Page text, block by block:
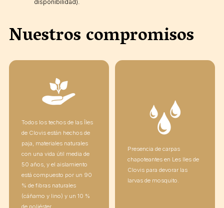
disponibilidad).
Nuestros compromisos
Todos los techos de las Îles
de Clovis están hechos de
paja, materiales naturales
con una vida útil media de
50 años, y el aislamiento
está compuesto por un 90
% de fibras naturales
(cáñamo y lino) y un 10 %
de poliéster.
Presencia de carpas
chapoteantes en Les Iles de
Clovis para devorar las
larvas de mosquito.